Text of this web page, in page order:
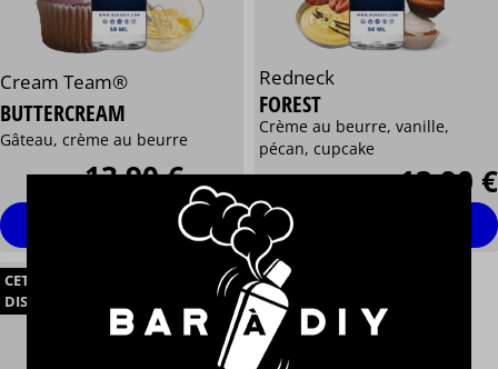
Cream Team®
BUTTERCREAM
Gâteau, crème au beurre
13,90 € / 50 ml
Redneck
FOREST
Crème au beurre, vanille,
pécan, cupcake
13,90 €
CET ARTICLE N'EST PLUS
DISTRIBUÉ OU FABRIQUÉ